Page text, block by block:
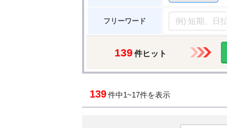
フリーワード
139 件ヒット
139件中1~17件を表示